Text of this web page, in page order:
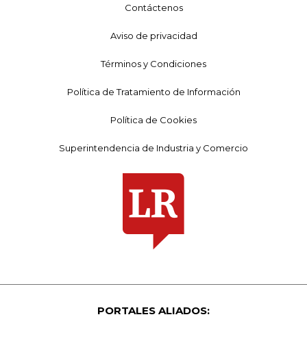
Contáctenos
Aviso de privacidad
Términos y Condiciones
Política de Tratamiento de Información
Política de Cookies
Superintendencia de Industria y Comercio
PORTALES ALIADOS: